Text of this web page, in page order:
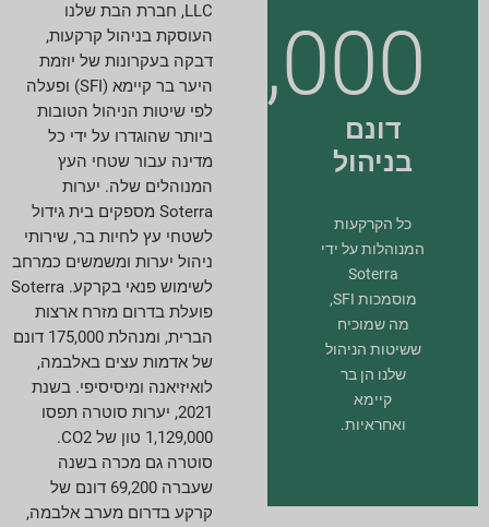
175,000
דונם
בניהול
כל הקרקעות
המנוהלות על ידי
Soterra
מוסמכות SFI,
מה שמוכיח
ששיטות הניהול
שלנו הן בר
קיימא
ואחראיות.
LLC, חברת הבת שלנו
העוסקת בניהול קרקעות,
דבקה בעקרונות של יוזמת
היער בר קיימא (SFI) ופעלה
לפי שיטות הניהול הטובות
ביותר שהוגדרו על ידי כל
מדינה עבור שטחי העץ
המנוהלים שלה. יערות
Soterra מספקים בית גידול
לשטחי עץ לחיות בר, שירותי
ניהול יערות ומשמשים כמרחב
לשימוש פנאי בקרקע. Soterra
פועלת בדרום מזרח ארצות
הברית, ומנהלת 175,000 דונם
של אדמות עצים באלבמה,
לואיזיאנה ומיסיסיפי. בשנת
2021, יערות סוטרה תפסו
1,129,000 טון של CO2.
סוטרה גם מכרה בשנה
שעברה 69,200 דונם של
קרקע בדרום מערב אלבמה,